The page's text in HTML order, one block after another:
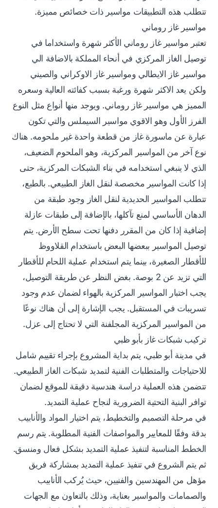
تتطلب هذه التطبيقات مواسير ذات خصائص مميزة.
مواسير غاز روماني
تعتبر مواسير غاز روماني الأكثر شهرة واستخداما في
توصيل الغاز المركزي في أنحاء المملكة بالاضافة الي
مواسير غاز الايطالي ومواسير غاز الاوكراني والصيني
ولكن يعد الاكثر شهرة ورغبة بسبب كفائته العالية وسعره
المميز هي مواسير غاز روماني. ويوجد منها أنواع مثل النوع
الفرز الأول وهو الاقوي مواسير السيملس والتي تكون
عبارة عن ماسورة غاز من قطعة واحدة غير ملحومه. هناك
نوع آخر من المواسير المركزية، وهو الملحوم الضعيف،
الذي لا ينبغي استخدامه في بناء الشبكات المركزية، حتى
إذا كانت المواسير مخصصة لنقل الغاز الطبيعي. بالطبع،
تتطلب المواسير الحديدية لنقل الغاز وجود طبقة من
الدهان الأساسي لمنع تآكلها، بالإضافة إلى طبقات عازلة
إضافية إذا كان من المقرر دفنها تحت سطح الأرض. يتم
توصيل المواسير ببعضها البعض باستخدام القلاووظ
للأقطار الصغيرة، بينما يتم استخدام عملية اللحام للأقطار
التي تزيد عن 2 بوصة. بغض النظر عن طريقة التوصيل،
يجب اختبار المواسير المركزية بالهواء لضمان عدم وجود
تسريبات في المستقبل. يجب الإشارة إلى أن هناك نوعًا
من المواسير المركزية المجلفنة التي لا تحتاج إلى عزل.
تركيب شبكات غاز بأبو ظبي
في مدينة أبو ظبي، يتم بداية المشروع بإجراء تقييم شامل
للاحتياجات والمتطلبات الفنية لتمديد شبكات الغاز الطبيعي.
تتضمن هذه العملية دراسة هندسية دقيقة للموقع لضمان
توافر البنية التحتية الضرورية لنجاح عملية التمديد.
في مرحلة التصميم والتخطيط، يتم اختيار المواد والأنابيب
بدقة وفقًا للمعايير والمواصفات الفنية المطلوبة. يتم رسم
الخطط المناسبة لتنفيذ عملية التمديد بشكل فعال ومنسق.
ثم يتم الشروع في تنفيذ عملية التمديد بمشاركة فريق
مؤهل من المهندسين والفنيين، حيث يُركب الأنابيب
والصمامات والمواسير بعناية، وذلك بالتعاون مع الجهات